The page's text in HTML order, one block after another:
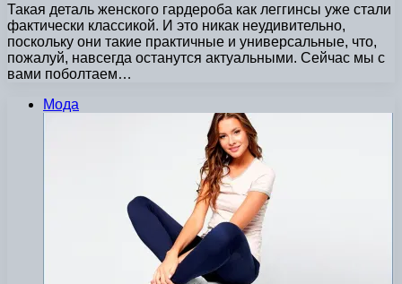
Такая деталь женского гардероба как леггинсы уже стали
фактически классикой. И это никак неудивительно,
поскольку они такие практичные и универсальные, что,
пожалуй, навсегда останутся актуальными. Сейчас мы с
вами поболтаем…
Мода